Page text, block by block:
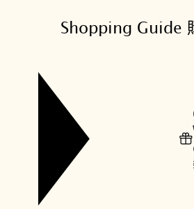
Shopping Guide